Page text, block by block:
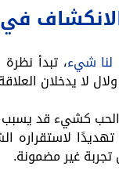
شيء، تبدأ
لا يدخلان
الحب كشيء قد
لاستقراره
غير مضمونة.